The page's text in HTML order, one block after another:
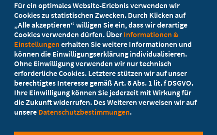
Ihr Landesverband berät Sie!
Ansprechpartner
Werden Sie jetzt Mitglied!
5 Vorteile einer Mitgliedschaft
Für ein optimales Website-Erlebnis verwenden wir
Cookies zu statistischen Zwecken. Durch Klicken auf
„Alle akzeptieren“ willigen Sie ein, dass wir derartige
Cookies verwenden dürfen. Über Informationen &
Einstellungen erhalten Sie weitere Informationen und
können die Einwilligungserklärung individualisieren.
Ohne Einwilligung verwenden wir nur technisch
erforderliche Cookies. Letztere stützen wir auf unser
berechtigtes Interesse gemäß Art. 6 Abs. 1 lit. f DSGVO.
Ihre Einwilligung können Sie jederzeit mit Wirkung für
die Zukunft widerrufen. Des Weiteren verweisen wir auf
unsere Datenschutzbestimmungen.